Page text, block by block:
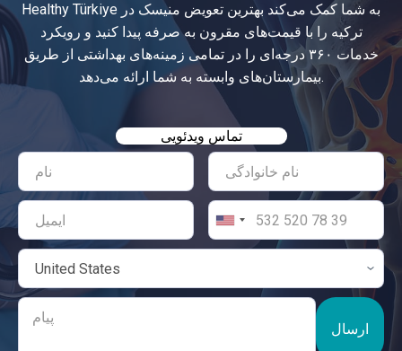
e
n
Healthy Türkiye به شما کمک می‌کند بهترین تعویض منیسک در
ترکیه را با قیمت‌های مقرون به صرفه پیدا کنید و رویکرد
خدمات ۳۶۰ درجه‌ای را در تمامی زمینه‌های بهداشتی از طریق
بیمارستان‌های وابسته به شما ارائه می‌دهد.
تماس ویدئویی
ارسال